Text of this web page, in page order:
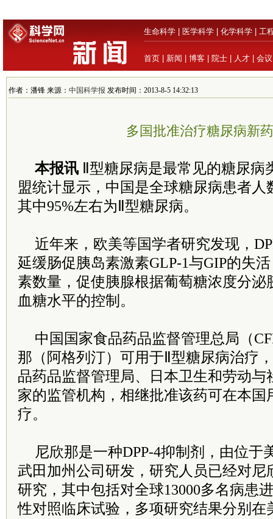
生命科学 医学科学 化学科学 工
首页 新闻 博客 院士 人才 会议
作者：潘锋 来源： 中国科学报 发布时间：2013-8-5 14:32:13
多国批准治疗糖尿病新
本报讯 Ⅱ型糖尿病是最常见的糖尿病
盟统计显示，中国是全球糖尿病患者人
其中95%左右为Ⅱ型糖尿病。
近年来，欧美等国学者研究发现，
延缓肠促胰岛素激素GLP-1与GIP的失
素数量，促使胰腺根据葡萄糖浓度分泌
血糖水平的控制。
中国国家食品药品监督管理总局（
那（阿格列汀）可用于Ⅱ型糖尿病治疗
品药品监督管理局、日本卫生和劳动与
家的监管机构，相继批准该药可在本国
疗。
尼欣那是一种DPP-4抑制剂，由位于
武田加州公司研发，研究人员已经对尼
研究，其中包括对全球13000多名病患
性对照临床试验，多项研究结果分别在